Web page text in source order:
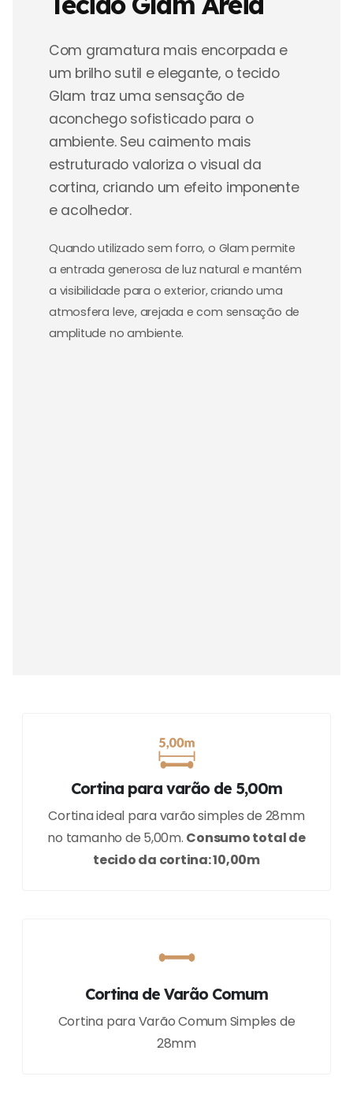
Com gramatura mais encorpada e
um brilho sutil e elegante, o tecido
Glam traz uma sensação de
aconchego sofisticado para o
ambiente. Seu caimento mais
estruturado valoriza o visual da
cortina, criando um efeito imponente
e acolhedor.
Quando utilizado sem forro, o Glam permite
a entrada generosa de luz natural e mantém
a visibilidade para o exterior, criando uma
atmosfera leve, arejada e com sensação de
amplitude no ambiente.
Cortina para varão de 5,00m
Cortina ideal para varão simples de 28mm
no tamanho de 5,00m. Consumo total de
tecido da cortina: 10,00m
Cortina de Varão Comum
Cortina para Varão Comum Simples de
28mm